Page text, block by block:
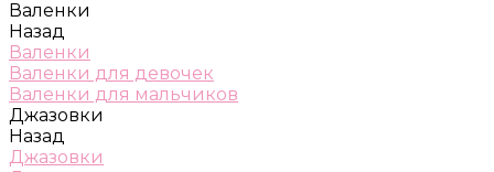
Валенки
Назад
Валенки
Валенки для девочек
Валенки для мальчиков
Джазовки
Назад
Джазовки